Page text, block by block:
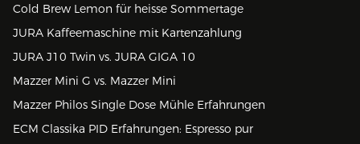
Cold Brew Lemon für heisse Sommertage
JURA Kaffeemaschine mit Kartenzahlung
JURA J10 Twin vs. JURA GIGA 10
Mazzer Mini G vs. Mazzer Mini
Mazzer Philos Single Dose Mühle Erfahrungen
ECM Classika PID Erfahrungen: Espresso pur